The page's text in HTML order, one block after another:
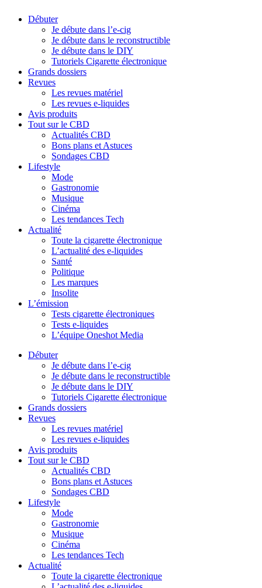
Débuter
Je débute dans l’e-cig
Je débute dans le reconstructible
Je débute dans le DIY
Tutoriels Cigarette électronique
Grands dossiers
Revues
Les revues matériel
Les revues e-liquides
Avis produits
Tout sur le CBD
Actualités CBD
Bons plans et Astuces
Sondages CBD
Lifestyle
Mode
Gastronomie
Musique
Cinéma
Les tendances Tech
Actualité
Toute la cigarette électronique
L’actualité des e-liquides
Santé
Politique
Les marques
Insolite
L’émission
Tests cigarette électroniques
Tests e-liquides
L’équipe Oneshot Media
Débuter
Je débute dans l’e-cig
Je débute dans le reconstructible
Je débute dans le DIY
Tutoriels Cigarette électronique
Grands dossiers
Revues
Les revues matériel
Les revues e-liquides
Avis produits
Tout sur le CBD
Actualités CBD
Bons plans et Astuces
Sondages CBD
Lifestyle
Mode
Gastronomie
Musique
Cinéma
Les tendances Tech
Actualité
Toute la cigarette électronique